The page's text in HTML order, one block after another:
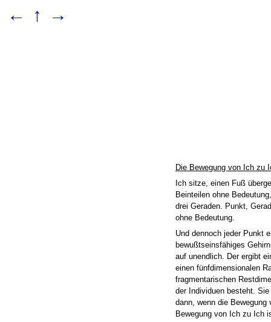
← ↑ →
Die Bewegung von Ich zu
Ich sitze, einen Fuß
Beinteilen ohne
drei Geraden. Punkt,
ohne Bedeutung.
Und dennoch jeder Punkt
bewußtseinsfähiges
auf unendlich. Der ergibt
einen fünfdimensionalen
fragmentarischen
der Individuen besteht.
dann, wenn die
Bewegung von Ich zu Ich